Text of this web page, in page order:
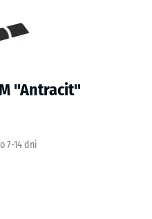
"Antracit"
7-14 dni